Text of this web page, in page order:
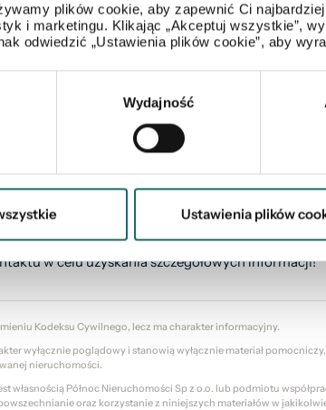
plików cookie, aby zapewnić Ci
i marketingu. Klikając „Akceptuj wszystkie”,
odwiedzić „Ustawienia plików cookie”, aby
Wydajność
Ustawienia plików
– tylko kilka minut samochodem.
jest do negocjacji. To idealna propozycja dla osób
w atrakcyjnej lokalizacji.
w celu uzyskania szczegółowych informacji!
Kodeksu Cywilnego, lecz ma charakter informacyjny.
wyłącznie poglądowy i stanowią wyłącznie materiał
nieruchomości.
własnością Północ Nieruchomości Sp z o.o. lub podmiotu
oraz korzystanie z niniejszych materiałów w